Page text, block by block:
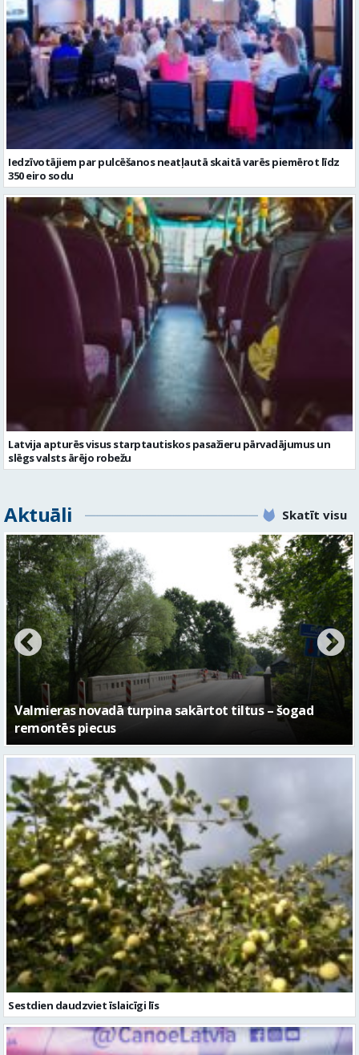
Iedzīvotājiem par pulcēšanos neatļautā skaitā varēs piemērot līdz
350 eiro sodu
Latvija apturēs visus starptautiskos pasažieru pārvadājumus un
slēgs valsts ārējo robežu
Aktuāli Skatīt visu
No pagaidu teātra līdz laikmetīgās kultūras centram
– kā attīstīsies “Kurtuve”
Sestdien daudzviet īslaicīgi līs